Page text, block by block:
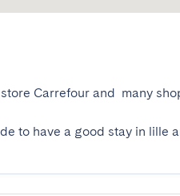
Carrefour and  many
to have a good stay in lille